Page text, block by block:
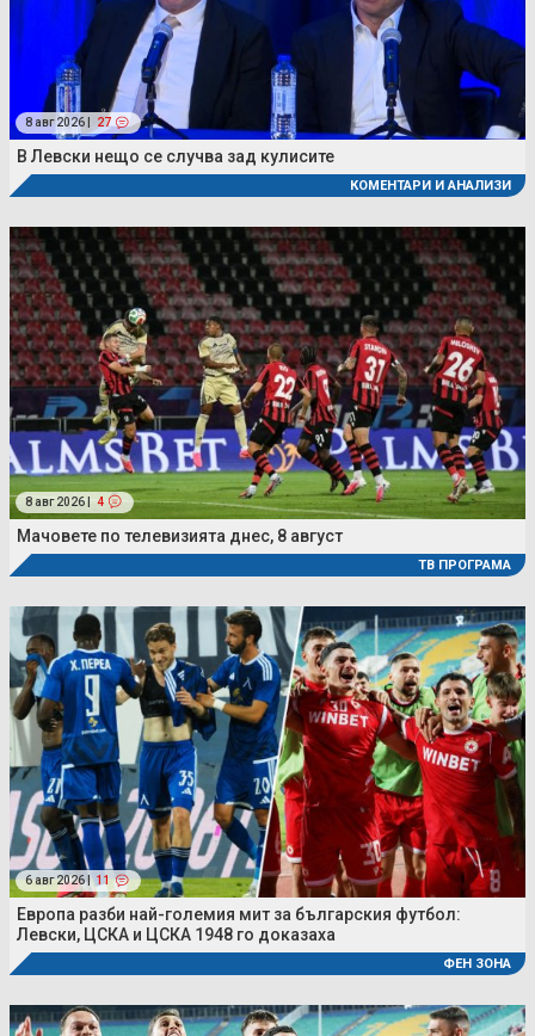
8 авг 2026 | 27
В Левски нещо се случва зад кулисите
КОМЕНТАРИ И АНАЛИЗИ
8 авг 2026 | 4
Мачовете по телевизията днес, 8 август
ТВ ПРОГРАМА
6 авг 2026 | 11
Европа разби най-големия мит за българския футбол:
Левски, ЦСКА и ЦСКА 1948 го доказаха
ФЕН ЗОНА